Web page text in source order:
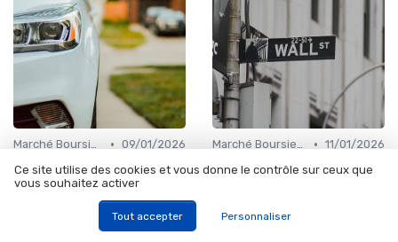
Marché Boursier et Fonds d'Investissement • 09/01/2026
Kering bourse direct :
analyse détaillée et
Marché Boursier et Fonds d'Investissement • 11/01/2026
Tesla bourse direct: analyse
Ce site utilise des cookies et vous donne le contrôle sur ceux que
vous souhaitez activer
Tout accepter Personnaliser